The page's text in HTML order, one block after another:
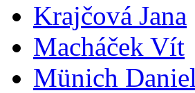
Krajčová Jana
Macháček Vít
Münich Daniel